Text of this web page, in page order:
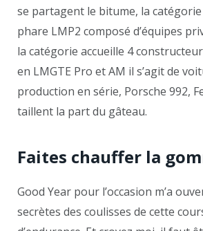
se partagent le bitume, la catégorie
phare LMP2 composé d’équipes
la catégorie accueille 4
en LMGTE Pro et AM il s’agit de
production en série, Porsche 992,
taillent la part du gâteau.
Faites chauffer la
Good Year pour l’occasion m’a
secrètes des coulisses de cette